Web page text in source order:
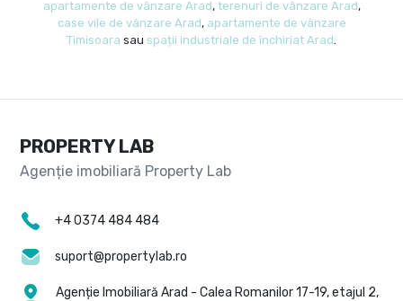
apartamente de vânzare Arad, terenuri de vânzare Arad,
case vile de vânzare Arad, apartamente de vânzare
Timisoara sau spații industriale de închiriat Arad
PROPERTY LAB
+4 0374 484 484
suport@propertylab.ro
Agenție Imobiliară Arad - Calea Romanilor 17-19, etajul 2,